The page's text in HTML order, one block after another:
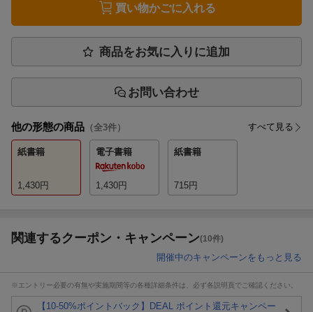
買い物かごに入れる
商品をお気に入りに追加
お問い合わせ
他の形態の商品 （全3件） すべて見る
紙書籍
1,430円
電子書籍
1,430円
紙書籍
715円
関連するクーポン・キャンペーン(10件)
開催中のキャンペーンをもっと見る
※エントリー必要の有無や実施期間等の各種詳細条件は、必ず各説明頁でご確認ください。
【10-50%ポイントバック】DEAL ポイント還元キャンペー